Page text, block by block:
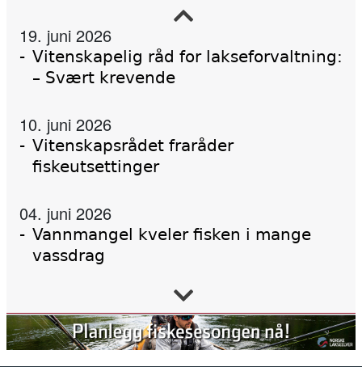
19. juni 2026
Vitenskapelig råd for lakseforvaltning:
– Svært krevende
10. juni 2026
Vitenskapsrådet fraråder
fiskeutsettinger
04. juni 2026
Vannmangel kveler fisken i mange
vassdrag
Forskning, kunnskap, handling